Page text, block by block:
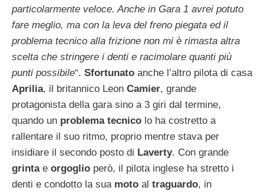
particolarmente veloce. Anche in Gara 1 avrei potuto
fare meglio, ma con la leva del freno piegata ed il
problema tecnico alla frizione non mi è rimasta altra
scelta che stringere i denti e racimolare quanti più
punti possibile“. Sfortunato anche l’altro pilota di casa
Aprilia, il britannico Leon Camier, grande
protagonista della gara sino a 3 giri dal termine,
quando un problema tecnico lo ha costretto a
rallentare il suo ritmo, proprio mentre stava per
insidiare il secondo posto di Laverty. Con grande
grintae orgoglio però, il pilota inglese ha stretto i
denti e condotto la sua moto al traguardo, in